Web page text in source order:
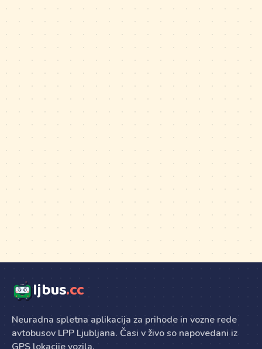
ljbus.cc
Neuradna spletna aplikacija za prihode in vozne rede
avtobusov LPP Ljubljana. Časi v živo so napovedani iz
GPS lokacije vozila.